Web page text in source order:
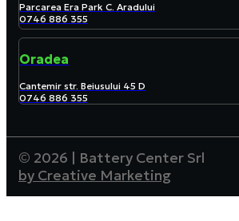
Parcarea Era Park C. Aradului
0746 886 355
Oradea
Cantemir str. Beiusului 45 D
0746 886 355
© 2026 | Battery Center Srl
by Creative Marketing